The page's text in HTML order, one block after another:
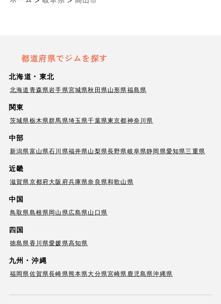
都道府県でジムを探す
北海道・東北
北海道青森県岩手県宮城県秋田県山形県福島県
関東
茨城県栃木県群馬県埼玉県千葉県東京都神奈川県
中部
新潟県富山県石川県福井県山梨県長野県岐阜県静岡県愛知県三重県
近畿
滋賀県京都府大阪府兵庫県奈良県和歌山県
中国
鳥取県島根県岡山県広島県山口県
四国
徳島県香川県愛媛県高知県
九州・沖縄
福岡県佐賀県長崎県熊本県大分県宮崎県 鹿児島県沖縄県